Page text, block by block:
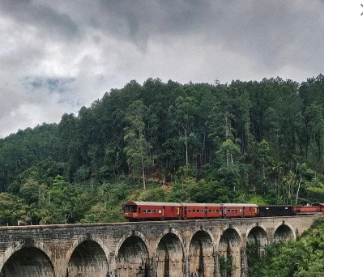
¿Por qué nosotros?